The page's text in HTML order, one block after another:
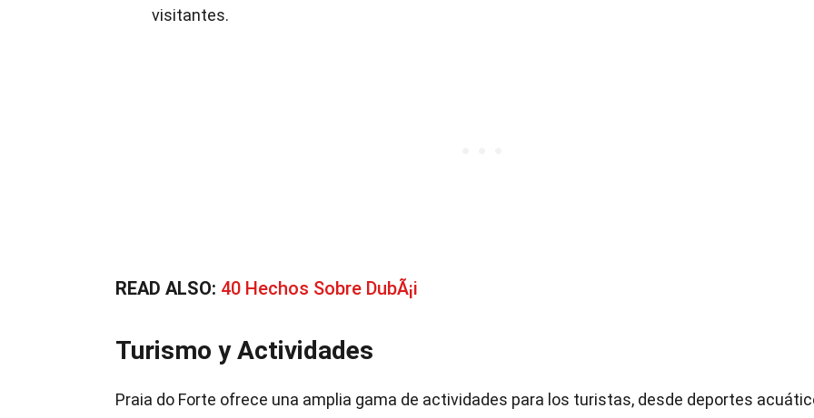
visitantes.
READ ALSO: 40 Hechos Sobre DubÃ¡i
Turismo y Actividades
Praia do Forte ofrece una amplia gama de actividades para los turistas, desde deportes